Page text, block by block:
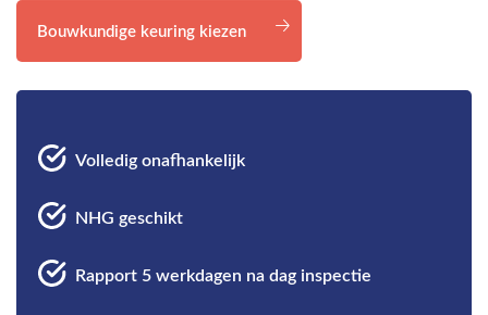
Bouwkundige keuring kiezen
Volledig onafhankelijk
NHG geschikt
Rapport 5 werkdagen na dag inspectie